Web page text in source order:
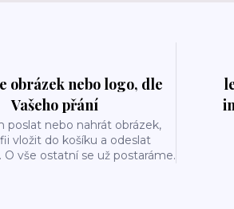
obrázek nebo logo, dle
Vašeho přání
poslat nebo nahrát obrázek,
vložit do košíku a odeslat
O vše ostatní se už postaráme.